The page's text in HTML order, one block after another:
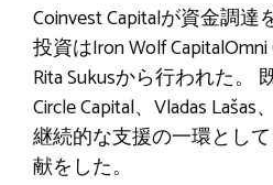
Coinvest Capitalが資金調
投資はIron Wolf
Rita Sukusから行われた。
Circle Capital、Vladas Lašas
継続的な支援の一環とし
献をした。